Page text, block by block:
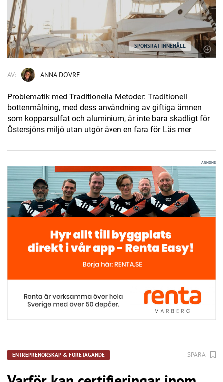
SPONSRAT INNEHÅLL
AV: ANNA DOVRE
Problematik med Traditionella Metoder: Traditionell
bottenmålning, med dess användning av giftiga ämnen
som kopparsulfat och aluminium, är inte bara skadligt för
Östersjöns miljö utan utgör även en fara för Läs mer
ANNONS
ENTREPRENÖRSKAP & FÖRETAGANDE SPARA